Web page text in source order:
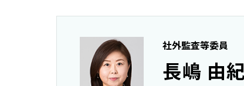
社外監査等委員
長嶋 由